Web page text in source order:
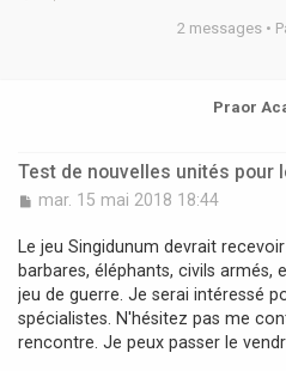
2 messages •
Praor
Test de nouvelles unités pour
M
s
s
a
g
e
mar. 15 mai 2018 18:44
Le jeu Singidunum devrait
barbares, éléphants, civils
jeu de guerre. Je serai intéressé
spécialistes. N'hésitez pas me
rencontre. Je peux passer le